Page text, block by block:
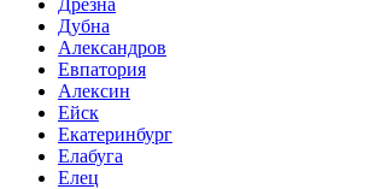
Дубна
Александров
Евпатория
Алексин
Ейск
Екатеринбург
Елабуга
Елец